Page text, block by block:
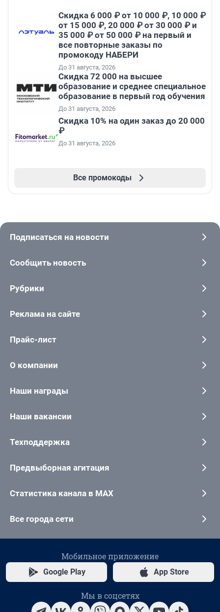
Скидка 6 000 ₽ от 10 000 ₽, 10 000 ₽
от 15 000 ₽, 20 000 ₽ от 30 000 ₽ и
35 000 ₽ от 50 000 ₽ на первый и
все повторные заказы по
промокоду НАБЕРИ
До 31 августа, 2026
Скидка 72 000 на высшее
образование и среднее специальное
образование в первый год обучения
До 31 августа, 2026
Скидка 10% на один заказ до 20 000
₽
До 31 августа, 2026
Все промокоды
Подписаться на новости
Сообщить новость
Рубрики
Реклама на сайте
Прайс-лист
О компании
Наши награды
Наши вакансии
Техподдержка
Предвыборная агитация
Статистика канала в MAX
Все города сети
Мобильное приложение
Google Play App Store
Мы в соцсетях